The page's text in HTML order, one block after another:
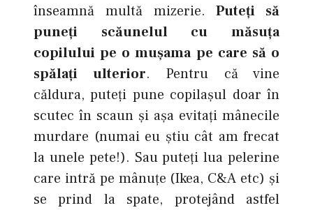
înseamnă multă mizerie.Puteţi să
puneţi scăunelul cu măsuţa
copilului pe o muşama pe care să o
spălaţi ulterior. Pentru că vine
căldura, puteţi pune copilaşul doar în
scutec în scaun şi aşa evitaţi mânecile
murdare (numai eu ştiu cât am frecat
la unele pete!). Sau puteţi lua pelerine
care intră pe mânuţe (Ikea, C&A etc) şi
se prind la spate, protejând astfel